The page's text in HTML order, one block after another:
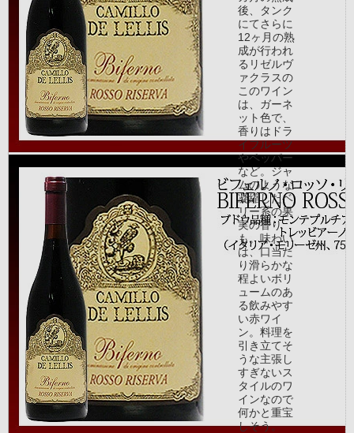
後、タンク
にてさらに
12ヶ月の熟
成が行われ
るリゼルヴ
ァクラスの
このワイン
は、ガーネ
ット色で、
香りはドラ
イフルーツ
やペッパー
など。ジャ
ムのような
凝縮したベ
リー系の果
実の香り
も。味わい
は、口当た
り滑らかな
程よいボリ
ュームのあ
る飲みやす
い赤ワイ
ン。料理を
引き立てそ
うな主張し
すぎないス
タイルのワ
インなので
何かと重宝
しそう。